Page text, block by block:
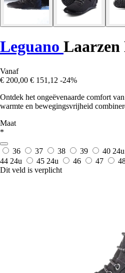
Leguano Laarzen
Vanaf
€ 200,00 € 151,12 -24%
Ontdek het ongeëvenaarde comfort
warmte en bewegingsvrijheid
Maat
*
36 37 38 39 40 24u
44 24u 45 24u 46 47
Dit veld is verplicht